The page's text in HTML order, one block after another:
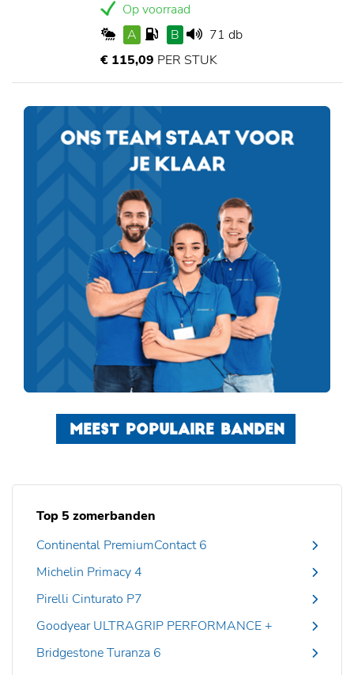
Op voorraad
A
B
71 db
€ 115,09 PER STUK
MEEST POPULAIRE BANDEN
Top 5 zomerbanden
Continental PremiumContact 6
Michelin Primacy 4
Pirelli Cinturato P7
Goodyear ULTRAGRIP PERFORMANCE +
Bridgestone Turanza 6